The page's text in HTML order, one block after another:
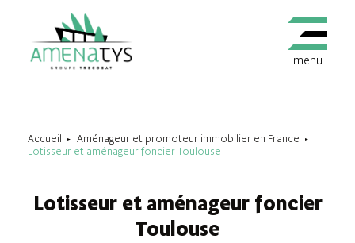
menu
Accueil
Aménageur et promoteur immobilier en France
Lotisseur et aménageur foncier Toulouse
Lotisseur et aménageur foncier
Toulouse